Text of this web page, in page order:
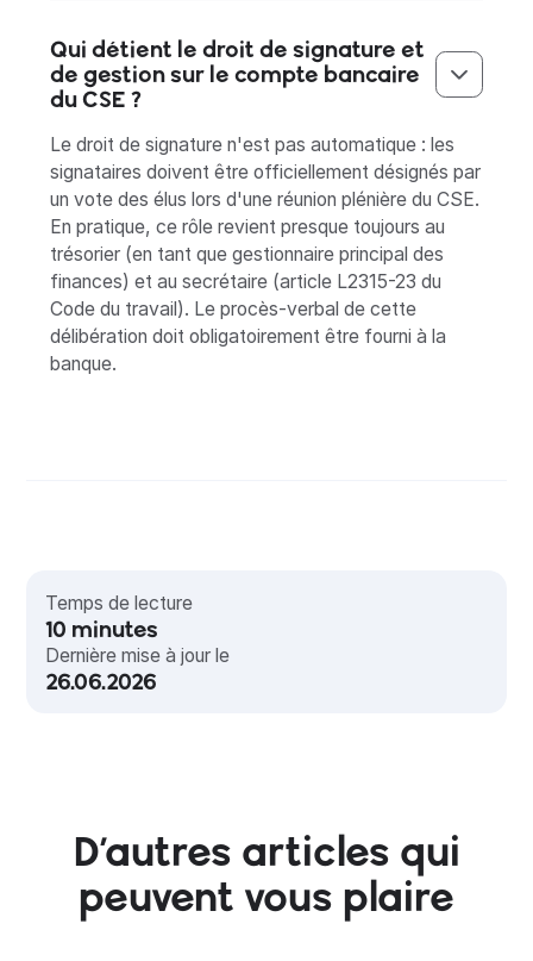
Temps de lecture
10 minutes
Dernière mise à jour le
26.06.2026
Qui détient le droit de signature et
de gestion sur le compte bancaire
du CSE ?
Le droit de signature n'est pas automatique : les
signataires doivent être officiellement désignés par
un vote des élus lors d'une réunion plénière du CSE.
En pratique, ce rôle revient presque toujours au
trésorier (en tant que gestionnaire principal des
finances) et au secrétaire (article L2315-23 du
Code du travail). Le procès-verbal de cette
délibération doit obligatoirement être fourni à la
banque.
D’autres articles qui
peuvent vous plaire